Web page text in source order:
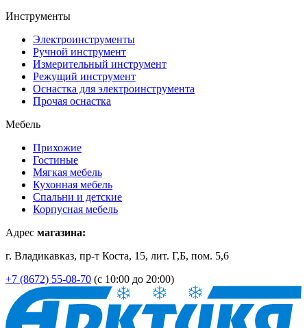
Инструменты
Электроинструменты
Ручной инструмент
Измерительный инструмент
Режущий инструмент
Оснастка для электроинструмента
Прочая оснастка
Мебель
Прихожие
Гостиные
Мягкая мебель
Кухонная мебель
Спальни и детские
Корпусная мебель
Адрес магазина:
г. Владикавказ, пр-т Коста, 15, лит. Г,Б, пом. 5,6
+7 (8672) 55-08-70 (с 10:00 до 20:00)